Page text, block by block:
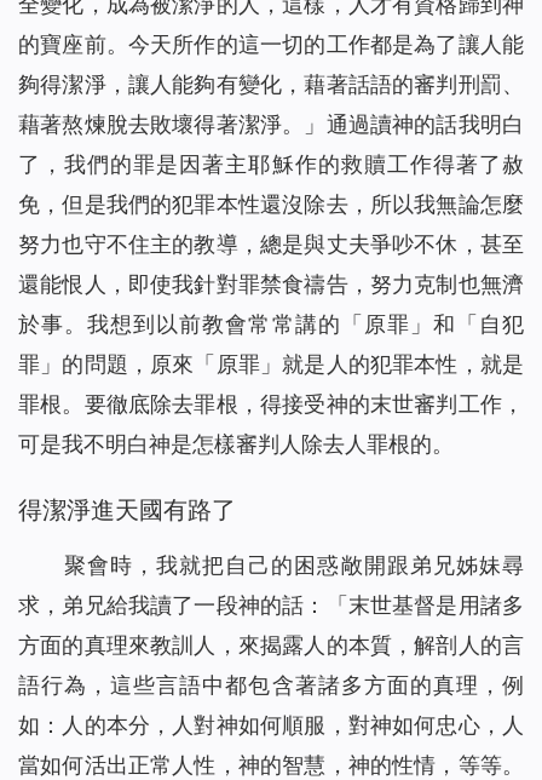
的寶座前。今天所作的這一切的工作都是為了讓人能
夠得潔淨，讓人能夠有變化，藉著話語的審判刑罰、
藉著熬煉脫去敗壞得著潔淨。
」通過讀神的話我明白
了，我們的罪是因著主耶穌作的救贖工作得著了赦
免，但是我們的犯罪本性還沒除去，所以我無論怎麼
努力也守不住主的教導，總是與丈夫爭吵不休，甚至
還能恨人，即使我針對罪禁食禱告，努力克制也無濟
於事。我想到以前教會常常講的「原罪」和「自犯
罪」的問題，原來「原罪」就是人的犯罪本性，就是
罪根。要徹底除去罪根，得接受神的末世審判工作，
可是我不明白神是怎樣審判人除去人罪根的。
得潔淨進天國有路了
聚會時，我就把自己的困惑敞開跟弟兄姊妹尋
求，弟兄給我讀了一段神的話：
「 末世基督是用諸多
方面的真理來教訓人，來揭露人的本質，解剖人的言
語行為，這些言語中都包含著諸多方面的真理，例
如：人的本分，人對神如何順服，對神如何忠心，人
當如何活出正常人性，神的智慧，神的性情，等等。